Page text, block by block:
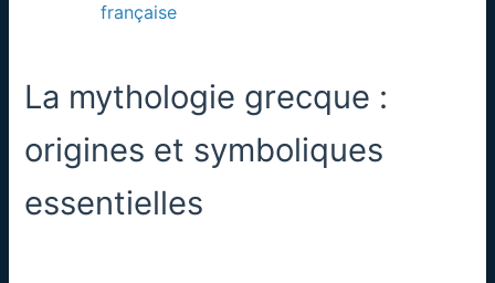
française
La mythologie grecque :
origines et symboliques
essentielles